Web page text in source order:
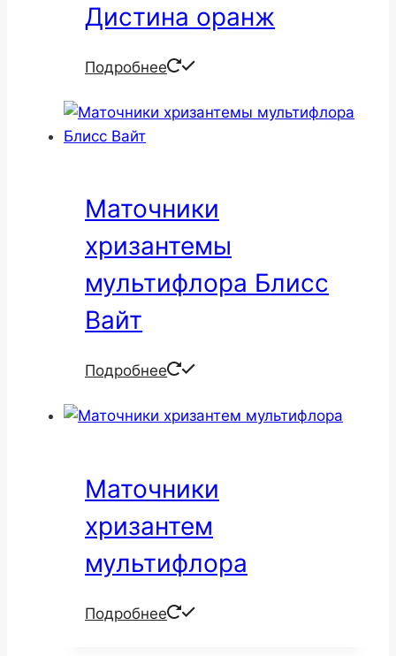
Дистина оранж
Подробнее
Маточники
хризантемы
мультифлора Блисс
Вайт
Подробнее
Маточники
хризантем
мультифлора
Подробнее